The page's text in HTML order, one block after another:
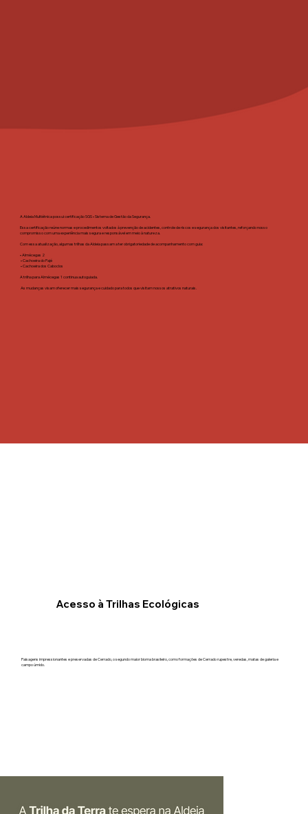
Paisagens impressionantes e preservadas de Cerrado, o segundo maior bioma brasileiro, como formações de Cerrado rupestre, veredas, matas de galeria e
campo úmido.
Acesso à Trilhas Ecológicas
A Aldeia Multiétnica possui certificação SGS • Sistema de Gestão da Segurança.
Essa certificação reúne normas e procedimentos voltados à prevenção de acidentes, controle de riscos e segurança dos visitantes, reforçando nosso
compromisso com uma experiência mais segura e responsável em meio à natureza.
Com essa atualização, algumas trilhas da Aldeia passam a ter obrigatoriedade de acompanhamento com guia:
• Almécegas 2
• Cachoeira do Pajé
• Cachoeira dos Caboclos
A trilha para Almécegas 1 continua autoguiada.
As mudanças visam oferecer mais segurança e cuidado para todos que visitam nossos atrativos naturais.